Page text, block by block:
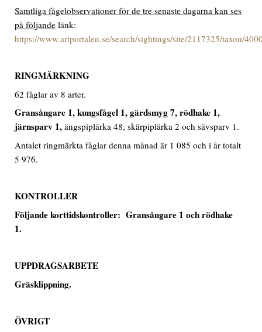
Samtliga fågelobservationer för de tre senaste dagarna kan ses
på följande länk:
https://www.artportalen.se/search/sightings/site/2117325/taxon/
RINGMÄRKNING
62 fåglar av 8 arter.
Gransångare 1, kungsfågel 1, gärdsmyg 7, rödhake 1,
järnsparv 1,ängspiplärka 48, skärpiplärka 2 och sävsparv 1.
Antalet ringmärkta fåglar denna månad är 1 085 och i år totalt
5 976.
KONTROLLER
Följande korttidskontroller: Gransångare 1 och rödhake
1.
UPPDRAGSARBETE
Gräsklippning.
ÖVRIGT